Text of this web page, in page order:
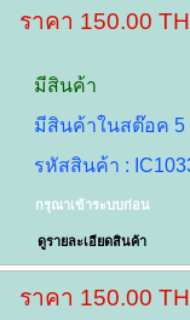
ราคา 150.00
มีสินค้า
มีสินค้าในสต๊อค 5
รหัสสินค้า :
กรุณาเข้าระบบก่อน
ดูรายละเอียดสินค้า
ราคา 150.00